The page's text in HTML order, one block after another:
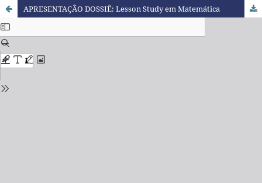
APRESENTAÇÃO DOSSIÊ: Lesson Study em Matemática